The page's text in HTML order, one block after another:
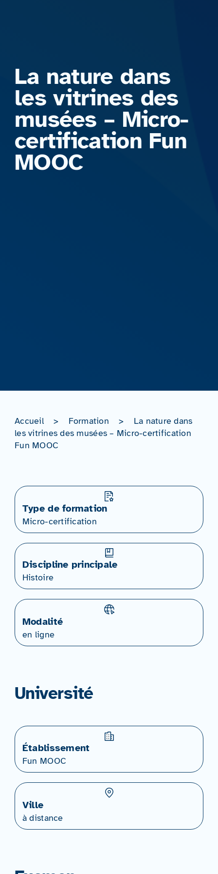
La nature dans
les vitrines des
musées – Micro-
certification Fun
MOOC
Accueil > Formation >
La nature dans
les vitrines des musées – Micro-certification
Fun MOOC
Type de formation
Micro-certification
Discipline principale
Histoire
Modalité
en ligne
Université
Établissement
Fun MOOC
Ville
à distance